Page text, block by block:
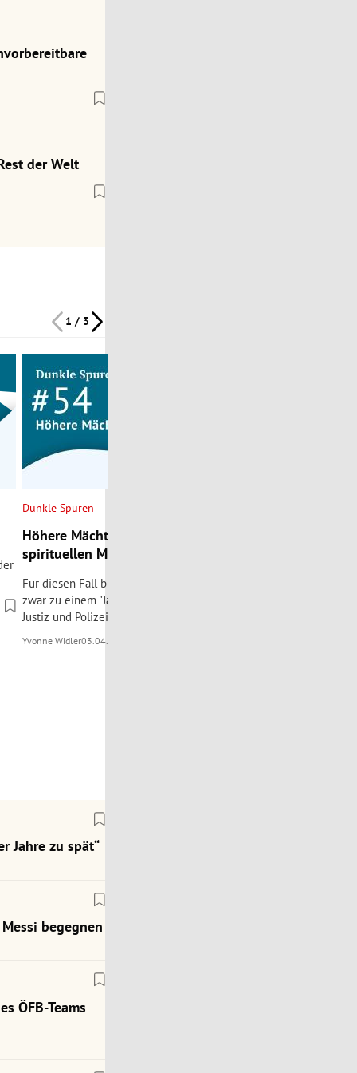
der Welt
1 / 3
Dunkle Spuren
Höhere Mächte: Im Bann des
spirituellen Missbrauchs
Für diesen Fall blicken wir nach Kärnten und
zwar zu einem "Jahrhundertprozess", wie ihn
Justiz und Polizei nennen.
Yvonne Widler03.04.2026
Jahre zu spät“
begegnen
ÖFB-Teams